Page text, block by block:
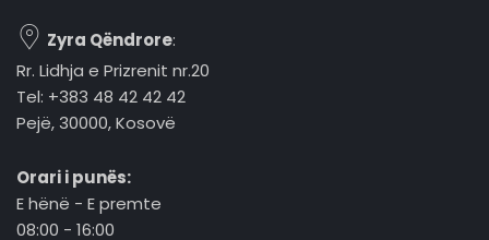
Zyra Qëndrore:
Rr. Lidhja e Prizrenit nr.20
Tel: +383 48 42 42 42
Pejë, 30000, Kosovë
Orari i punës:
E hënë - E premte
08:00 - 16:00